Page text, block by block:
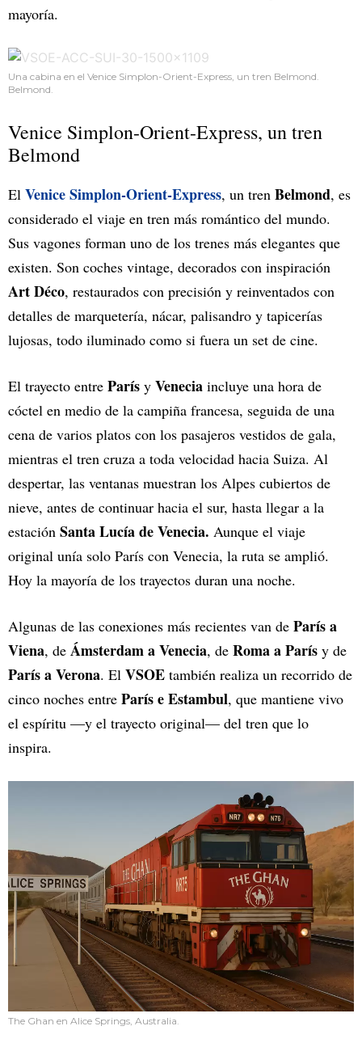
mayoría.
Una cabina en el Venice Simplon-Orient-Express, un tren Belmond.
Belmond.
Venice Simplon-Orient-Express, un tren
Belmond
El Venice Simplon-Orient-Express, un tren Belmond, es
considerado el viaje en tren más romántico del mundo.
Sus vagones forman uno de los trenes más elegantes que
existen. Son coches vintage, decorados con inspiración
Art Déco, restaurados con precisión y reinventados con
detalles de marquetería, nácar, palisandro y tapicerías
lujosas, todo iluminado como si fuera un set de cine.
El trayecto entre París y Venecia incluye una hora de
cóctel en medio de la campiña francesa, seguida de una
cena de varios platos con los pasajeros vestidos de gala,
mientras el tren cruza a toda velocidad hacia Suiza. Al
despertar, las ventanas muestran los Alpes cubiertos de
nieve, antes de continuar hacia el sur, hasta llegar a la
estación Santa Lucía de Venecia. Aunque el viaje
original unía solo París con Venecia, la ruta se amplió.
Hoy la mayoría de los trayectos duran una noche.
Algunas de las conexiones más recientes van de París a
Viena, de Ámsterdam a Venecia, de Roma a París y de
París a Verona. El VSOE también realiza un recorrido de
cinco noches entre París e Estambul, que mantiene vivo
el espíritu —y el trayecto original— del tren que lo
inspira.
The Ghan en Alice Springs, Australia.